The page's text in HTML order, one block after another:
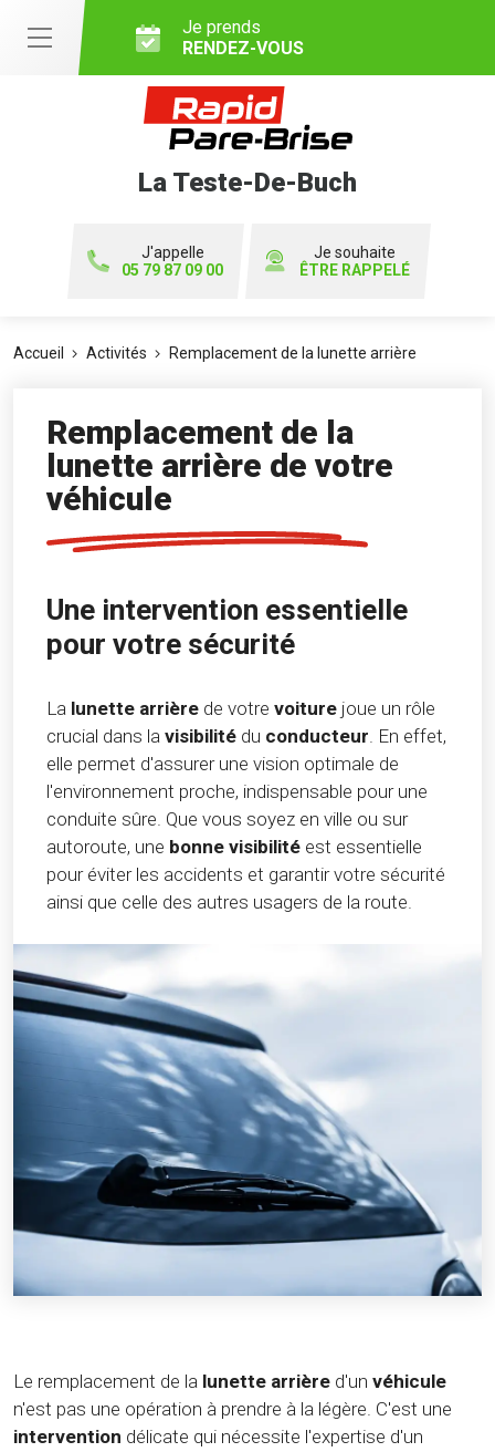
Je prends
RENDEZ-VOUS
La Teste-De-Buch
J'appelle
05 79 87 09 00
Je souhaite
ÊTRE RAPPELÉ
Accueil Activités Remplacement de la lunette arrière
Remplacement de la
lunette arrière de votre
véhicule
Une intervention essentielle
pour votre sécurité
La lunette arrière de votre voiture joue un rôle
crucial dans la visibilité du conducteur. En effet,
elle permet d'assurer une vision optimale de
l'environnement proche, indispensable pour une
conduite sûre. Que vous soyez en ville ou sur
autoroute, une bonne visibilité est essentielle
pour éviter les accidents et garantir votre sécurité
ainsi que celle des autres usagers de la route.
Le remplacement de la lunette arrière d'un véhicule
n'est pas une opération à prendre à la légère. C'est une
intervention délicate qui nécessite l'expertise d'un